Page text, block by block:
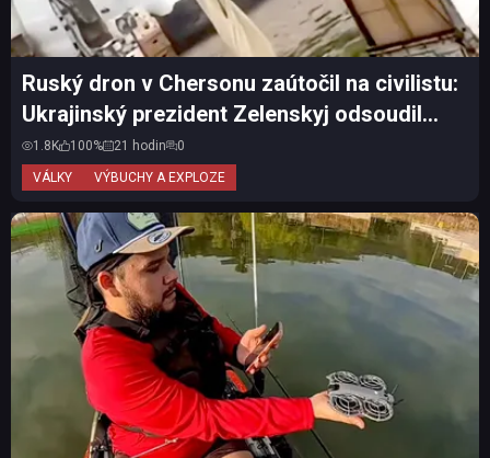
VÁLKY VÝBUCHY A EXPLOZE
Ruský dron v Chersonu zaútočil na civilistu:
Ukrajinský prezident Zelenskyj odsoudil
další útok n...
1.8K 100% 21 hodin 0